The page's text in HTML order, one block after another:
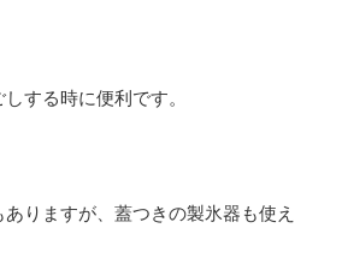
する時に便利です。
りますが、蓋つきの製氷器も使え